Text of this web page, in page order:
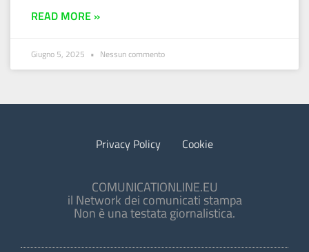
READ MORE »
Giugno 5, 2025 Nessun commento
Privacy Policy Cookie
COMUNICATIONLINE.EU
il Network dei comunicati stampa
Non è una testata giornalistica.